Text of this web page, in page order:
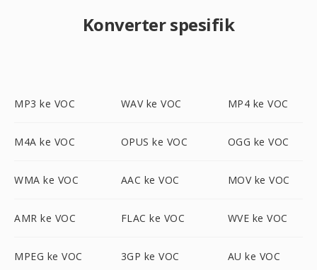
Konverter spesifik
MP3 ke VOC WAV ke VOC MP4 ke VOC
M4A ke VOC OPUS ke VOC OGG ke VOC
WMA ke VOC AAC ke VOC MOV ke VOC
AMR ke VOC FLAC ke VOC WVE ke VOC
MPEG ke VOC 3GP ke VOC AU ke VOC